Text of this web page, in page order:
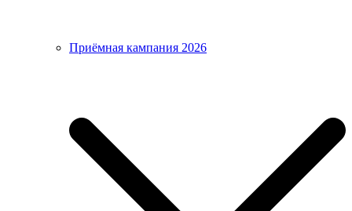
Приёмная кампания 2026